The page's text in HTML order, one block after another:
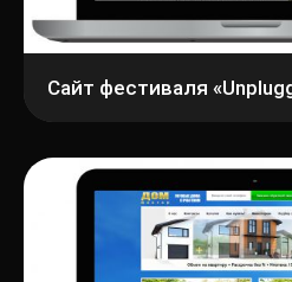
Сайт фестиваля